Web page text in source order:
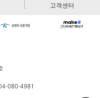
고객센터
080-4981